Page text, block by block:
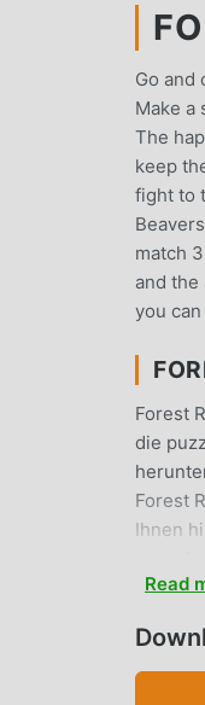
Go and
Make a
The
keep
fight to
match
and the
you
Forest
die
Forest
Ihnen
-Mod
Read